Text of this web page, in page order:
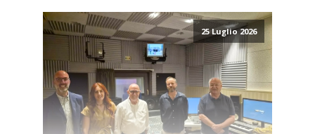
25 Luglio 2026